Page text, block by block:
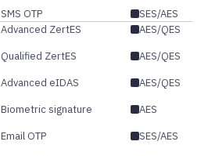
SMS OTP SES/AES
Advanced ZertES
AES/QES
Qualified ZertES
AES/QES
Advanced eIDAS
AES/QES
Biometric signature
AES
Email OTP
SES/AES